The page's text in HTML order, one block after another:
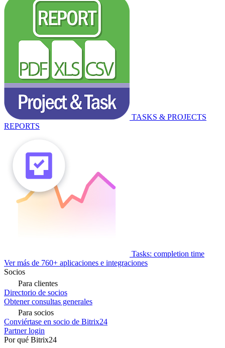
TASKS & PROJECTS
REPORTS
Tasks: completion time
Ver más de 760+ aplicaciones e integraciones
Socios
Para clientes
Directorio de socios
Obtener consultas generales
Para socios
Conviértase en socio de Bitrix24
Partner login
Por qué Bitrix24